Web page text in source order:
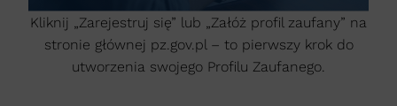
Kliknij „Zarejestruj się” lub „Załóż profil zaufany” na
stronie głównej pz.gov.pl – to pierwszy krok do
utworzenia swojego Profilu Zaufanego.